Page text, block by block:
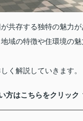
共存する独特の魅力が
域の特徴や住環境の
く解説していきます。
方はこちらをクリック